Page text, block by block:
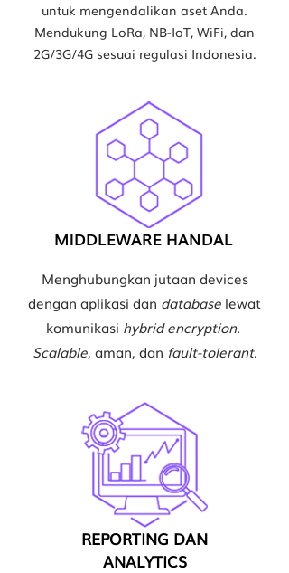
untuk mengendalikan aset Anda.
Mendukung LoRa, NB-IoT, WiFi, dan
2G/3G/4G sesuai regulasi Indonesia.
MIDDLEWARE HANDAL
Menghubungkan jutaan devices
dengan aplikasi dan database lewat
komunikasi hybrid encryption.
Scalable, aman, dan fault-tolerant.
REPORTING DAN
ANALYTICS